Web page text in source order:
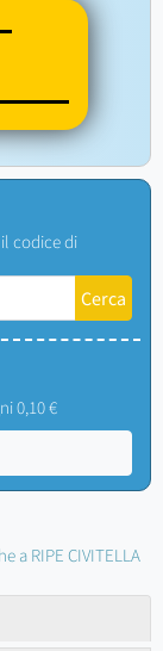
codice di
0,10 €
a RIPE CIVITELLA